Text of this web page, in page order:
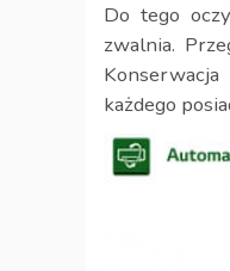
Do tego
zwalnia.
każdego